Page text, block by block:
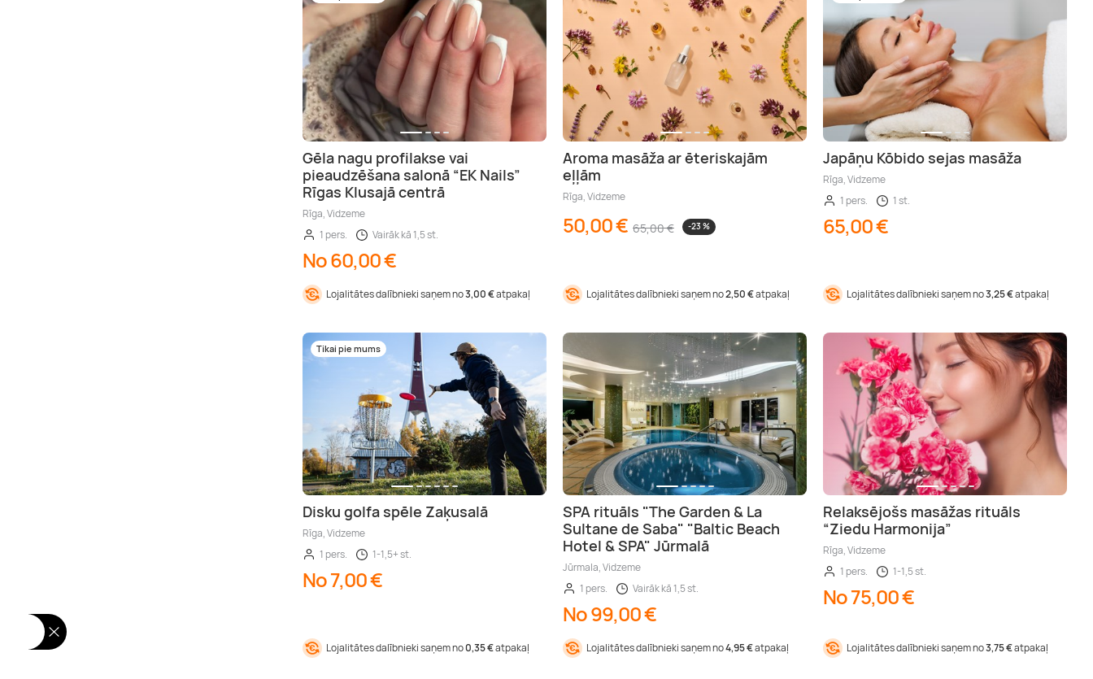
Gēla nagu profilakse vai
pieaudzēšana salonā “EK Nails”
Rīgas Klusajā centrā
Rīga, Vidzeme
1 pers.
Vairāk kā 1,5 st.
No 60,00 €
Lojalitātes dalībnieki saņem no3,00 €atpakaļ
Aroma masāža ar ēteriskajām
eļļām
Rīga, Vidzeme
50,00 € 65,00 € -23 %
Lojalitātes dalībnieki saņem no2,50 €atpakaļ
Japāņu Kōbido sejas masāža
Rīga, Vidzeme
1 pers.
1 st.
65,00 €
Lojalitātes dalībnieki saņem no3,25 €atpakaļ
Tikai pie mums
Disku golfa spēle Zaķusalā
Rīga, Vidzeme
1 pers.
1-1,5+ st.
No 7,00 €
Lojalitātes dalībnieki saņem no0,35 €atpakaļ
SPA rituāls "The Garden & La
Sultane de Saba" "Baltic Beach
Hotel & SPA" Jūrmalā
Jūrmala, Vidzeme
1 pers.
Vairāk kā 1,5 st.
No 99,00 €
Lojalitātes dalībnieki saņem no4,95 €atpakaļ
Relaksējošs masāžas rituāls
“Ziedu Harmonija”
Rīga, Vidzeme
1 pers.
1-1,5 st.
No 75,00 €
Lojalitātes dalībnieki saņem no3,75 €atpakaļ